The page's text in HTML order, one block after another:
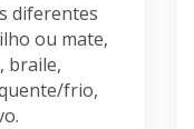
diferentes
ou mate,
braile,
frio,